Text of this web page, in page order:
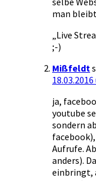
man
„Live
;-)
Mißfeldt
ja,
youtube
sondern
Aufrufe.
anders).
einbringt,